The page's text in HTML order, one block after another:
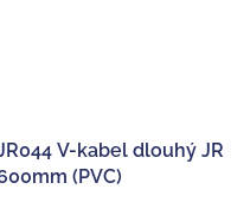
V-kabel dlouhý JR
(PVC)